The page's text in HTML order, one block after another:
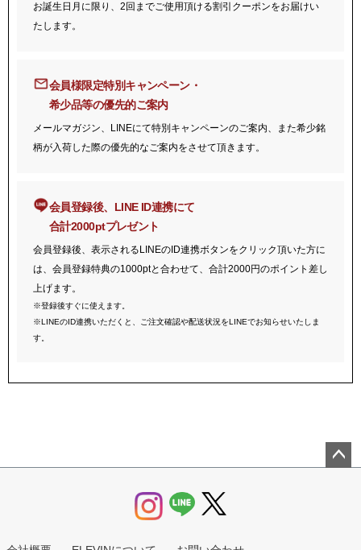
お誕生日月に限り、2回までご使用頂ける割引クーポンをお届けい
たします。
会員様限定特別キャンペーン・
希少品等の優先的ご案内
メールマガジン、LINEにて特別キャンペーンのご案内、また希少銘
柄が入荷した際の優先的なご案内をさせて頂きます。
会員登録後、LINE ID連携にて
合計2000ptプレゼント
会員登録後、表示されるLINEのID連携ボタンをクリック頂いた方に
は、会員登録特典の1000ptと合わせて、合計2000円のポイント差し
上げます。
※登録後すぐに使えます。
※LINEのID連携いただくと、ご注文確認や配送状況をLINEでお知らせいたしま
す。